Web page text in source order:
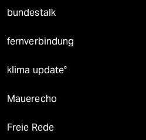
bundestalk
fernverbindung
klima update°
Mauerecho
Freie Rede